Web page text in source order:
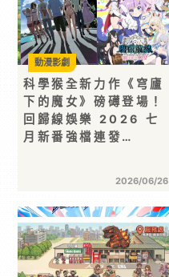
科學猴全新力作《穹廬
下的魔女》磅礡登場！
回歸線娛樂 2026 七
月新番強檔連發…
2026/06/26
動漫影劇